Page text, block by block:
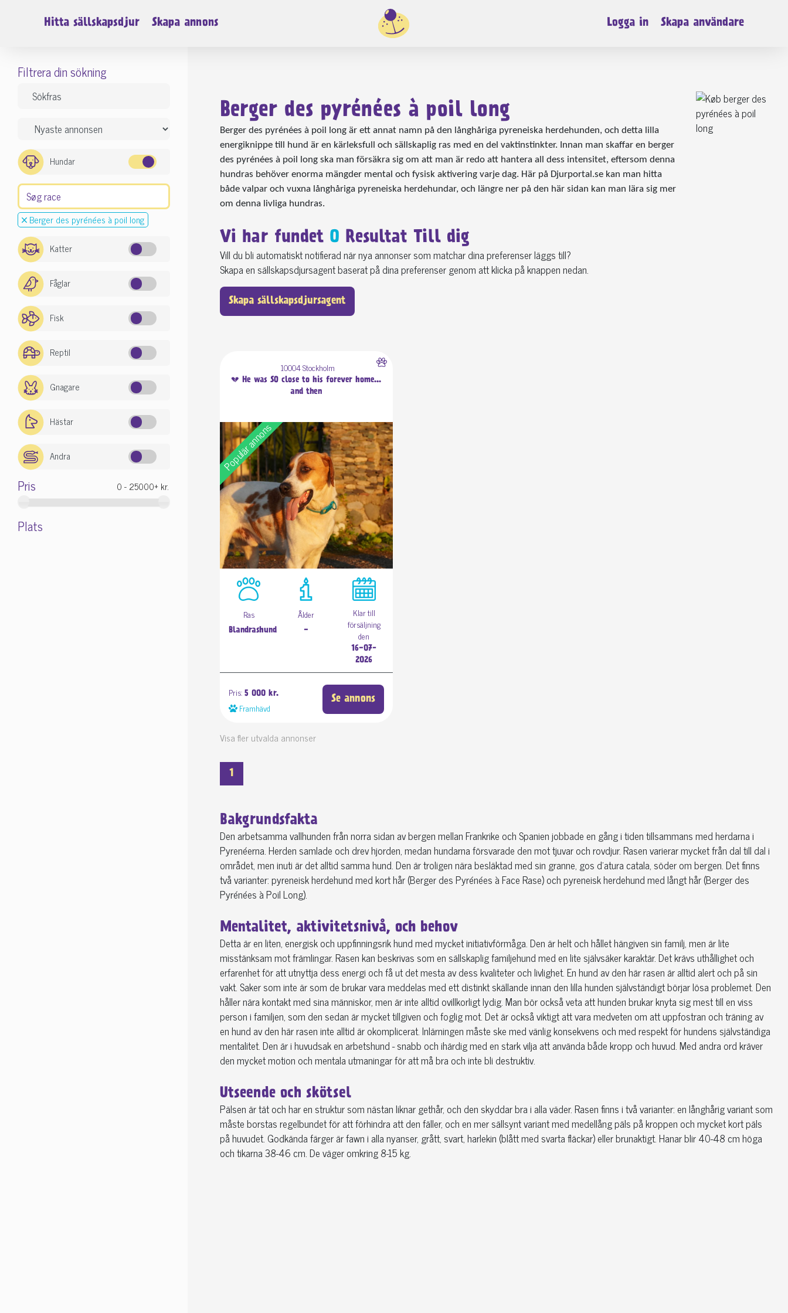
Logga in Skapa användare
Hitta sällskapsdjur Skapa annons
Filtrera din sökning
Hundar
Berger des pyrénées à poil long
Katter
Fåglar
Fisk
Reptil
Gnagare
Hästar
Andra
Pris
Plats
Berger des pyrénées à poil long
Berger des pyrénées à poil long är ett annat namn på den långhåriga pyreneiska herdehunden, och detta lilla
energiknippe till hund är en kärleksfull och sällskaplig ras med en del vaktinstinkter. Innan man skaffar en berger
des pyrénées à poil long ska man försäkra sig om att man är redo att hantera all dess intensitet, eftersom denna
hundras behöver enorma mängder mental och fysisk aktivering varje dag. Här på Djurportal.se kan man hitta
både valpar och vuxna långhåriga pyreneiska herdehundar, och längre ner på den här sidan kan man lära sig mer
om denna livliga hundras.
Vi har fundet 0 Resultat Till dig
Vill du bli automatiskt notifierad när nya annonser som matchar dina preferenser läggs till?
Skapa en sällskapsdjursagent baserat på dina preferenser genom att klicka på knappen nedan.
Skapa sällskapsdjursagent
10004 Stockholm
💔 He was SO close to his forever home...
and then
Populär annons
Ras
Blandrashund
Ålder
-
Klar till
försäljning
den
16-07-
2026
Framhävd
Pris: 5 000 kr.
Se annons
Visa fler utvalda annonser
1
Bakgrundsfakta
Den arbetsamma vallhunden från norra sidan av bergen mellan Frankrike och Spanien jobbade en gång i tiden tillsammans med herdarna i
Pyrenéerna. Herden samlade och drev hjorden, medan hundarna försvarade den mot tjuvar och rovdjur. Rasen varierar mycket från dal till dal i
området, men inuti är det alltid samma hund. Den är troligen nära besläktad med sin granne, gos d'atura catala, söder om bergen. Det finns
två varianter: pyreneisk herdehund med kort hår (Berger des Pyrénées à Face Rase) och pyreneisk herdehund med långt hår (Berger des
Pyrénées à Poil Long).
Mentalitet, aktivitetsnivå, och behov
Detta är en liten, energisk och uppfinningsrik hund med mycket initiativförmåga. Den är helt och hållet hängiven sin familj, men är lite
misstänksam mot främlingar. Rasen kan beskrivas som en sällskaplig familjehund med en lite självsäker karaktär. Det krävs uthållighet och
erfarenhet för att utnyttja dess energi och få ut det mesta av dess kvaliteter och livlighet. En hund av den här rasen är alltid alert och på sin
vakt. Saker som inte är som de brukar vara meddelas med ett distinkt skällande innan den lilla hunden självständigt börjar lösa problemet. Den
håller nära kontakt med sina människor, men är inte alltid ovillkorligt lydig. Man bör också veta att hunden brukar knyta sig mest till en viss
person i familjen, som den sedan är mycket tillgiven och foglig mot. Det är också viktigt att vara medveten om att uppfostran och träning av
en hund av den här rasen inte alltid är okomplicerat. Inlärningen måste ske med vänlig konsekvens och med respekt för hundens självständiga
mentalitet. Den är i huvudsak en arbetshund - snabb och ihärdig med en stark vilja att använda både kropp och huvud. Med andra ord kräver
den mycket motion och mentala utmaningar för att må bra och inte bli destruktiv.
Utseende och skötsel
Pälsen är tät och har en struktur som nästan liknar gethår, och den skyddar bra i alla väder. Rasen finns i två varianter: en långhårig variant som
måste borstas regelbundet för att förhindra att den fäller, och en mer sällsynt variant med medellång päls på kroppen och mycket kort päls
på huvudet. Godkända färger är fawn i alla nyanser, grått, svart, harlekin (blått med svarta fläckar) eller brunaktigt. Hanar blir 40-48 cm höga
och tikarna 38-46 cm. De väger omkring 8-15 kg.